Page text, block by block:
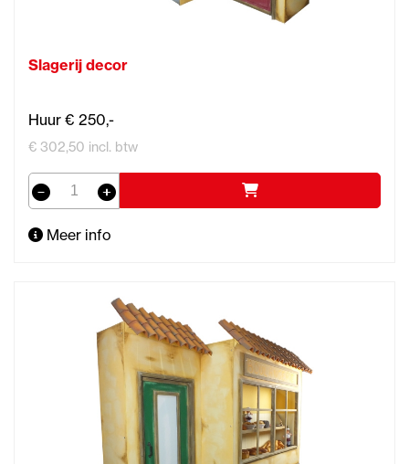
Slagerij decor
Huur € 250,-
€ 302,50 incl. btw
Meer info